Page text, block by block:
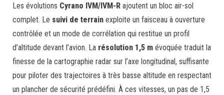
Les évolutions Cyrano IVM/IVM-R ajoutent un bloc air-sol
complet. Le suivi de terrain exploite un faisceau à ouverture
contrôlée et un mode de corrélation qui restitue un profil
d’altitude devant l’avion. La résolution 1,5 m évoquée traduit la
finesse de la cartographie radar sur l’axe longitudinal, suffisante
pour piloter des trajectoires à très basse altitude en respectant
un plancher de sécurité prédéfini. À ces vitesses, un pas de 1,5